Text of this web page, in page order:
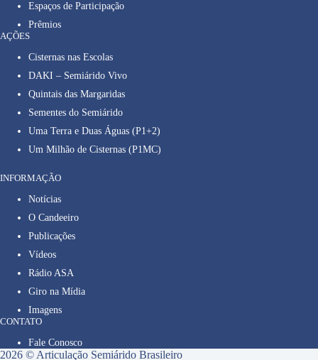
Espaços de Participação
Prêmios
AÇÕES
Cisternas nas Escolas
DAKI – Semiárido Vivo
Quintais das Margaridas
Sementes do Semiárido
Uma Terra e Duas Águas (P1+2)
Um Milhão de Cisternas (P1MC)
INFORMAÇÃO
Notícias
O Candeeiro
Publicações
Vídeos
Rádio ASA
Giro na Mídia
Imagens
CONTATO
Fale Conosco
2026 © Articulação Semiárido Brasileiro